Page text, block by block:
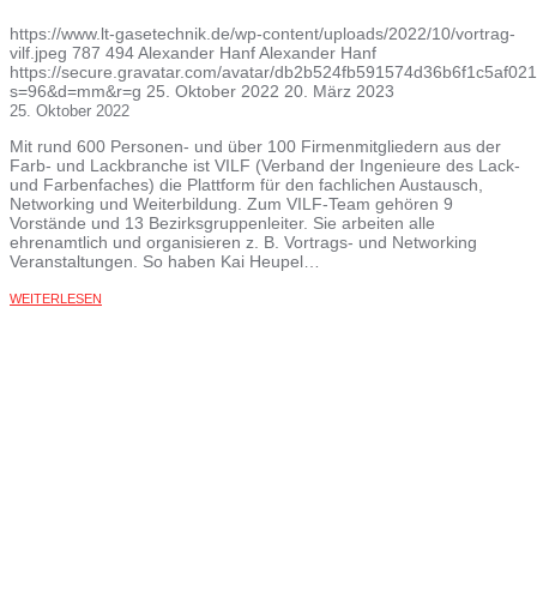
https://www.lt-gasetechnik.de/wp-content/uploads/2022/10/vortrag-
vilf.jpeg 787 494Alexander HanfAlexander Hanf
https://secure.gravatar.com/avatar/
s=96&d=mm&r=g 25. Oktober 2022 20. März 2023
25. Oktober 2022
Mit rund 600 Personen- und über 100 Firmenmitgliedern aus der
Farb- und Lackbranche ist VILF (Verband der Ingenieure des Lack-
und Farbenfaches) die Plattform für den fachlichen Austausch,
Networking und Weiterbildung. Zum VILF-Team gehören 9
Vorstände und 13 Bezirksgruppenleiter. Sie arbeiten alle
ehrenamtlich und organisieren z. B. Vortrags- und Networking
Veranstaltungen. So haben Kai Heupel…
WEITERLESEN